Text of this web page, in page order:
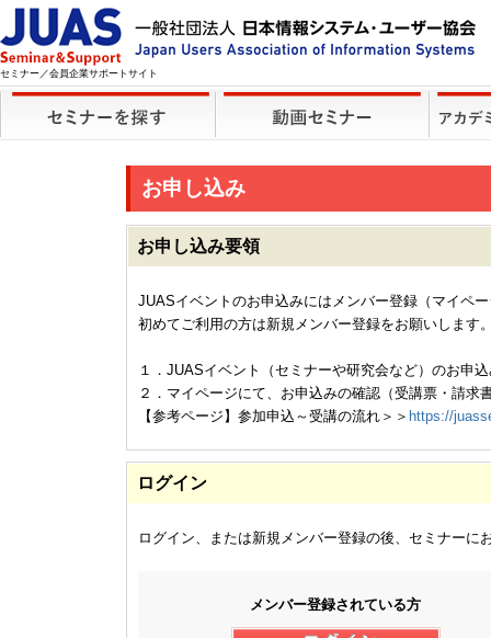
セミナー／会員企業サポートサイト
お申し込み
お申し込み要領
JUASイベントのお申込みにはメンバー登録（マイペ
初めてご利用の方は新規メンバー登録をお願いします
１．JUASイベント（セミナーや研究会など）のお申
２．マイページにて、お申込みの確認（受講票・請求
【参考ページ】参加申込～受講の流れ＞＞ https://
ログイン
ログイン、または新規メンバー登録の後、セミナーに
メンバー登録されている方